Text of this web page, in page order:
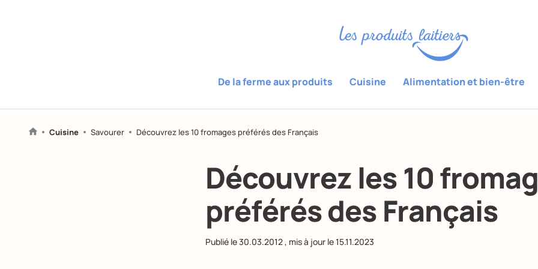
De la ferme aux produits Cuisine Alimentation et bien-être
Cuisine Savourer Découvrez les 10 fromages préférés des Français
Découvrez les 10
préférés des Français
Publié le30.03.2012, mis à jour le15.11.2023